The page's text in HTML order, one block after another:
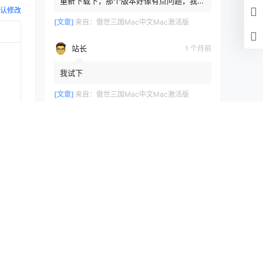
修改
[文章] 来自： 傲世三国Mac中文Mac激活版
站长 1 个月前
我试下
[文章] 来自： 傲世三国Mac中文Mac激活版